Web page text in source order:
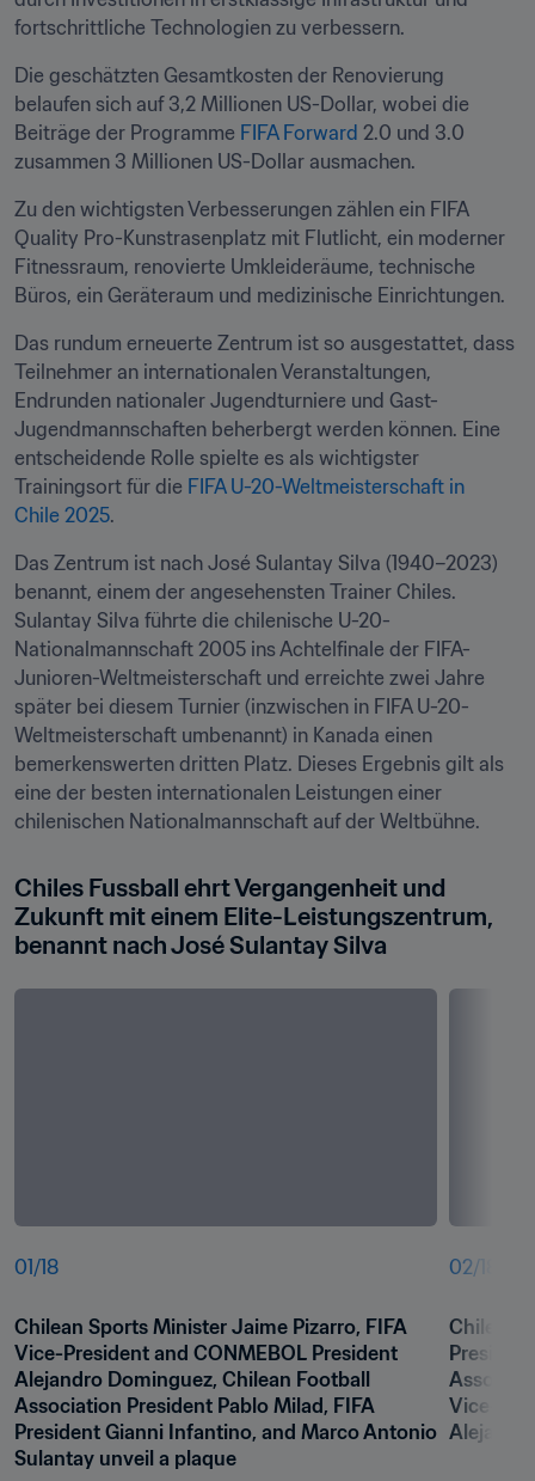
fortschrittliche Technologien zu verbessern.
Die geschätzten Gesamtkosten der Renovierung
belaufen sich auf 3,2 Millionen US-Dollar, wobei die
Beiträge der Programme FIFA Forward 2.0 und 3.0
zusammen 3 Millionen US-Dollar ausmachen.
Zu den wichtigsten Verbesserungen zählen ein FIFA
Quality Pro-Kunstrasenplatz mit Flutlicht, ein moderner
Fitnessraum, renovierte Umkleideräume, technische
Büros, ein Geräteraum und medizinische Einrichtungen.
Das rundum erneuerte Zentrum ist so ausgestattet, dass
Teilnehmer an internationalen Veranstaltungen,
Endrunden nationaler Jugendturniere und Gast-
Jugendmannschaften beherbergt werden können. Eine
entscheidende Rolle spielte es als wichtigster
Trainingsort für die FIFA U-20-Weltmeisterschaft in
Chile 2025.
Das Zentrum ist nach José Sulantay Silva (1940–2023)
benannt, einem der angesehensten Trainer Chiles.
Sulantay Silva führte die chilenische U-20-
Nationalmannschaft 2005 ins Achtelfinale der FIFA-
Junioren-Weltmeisterschaft und erreichte zwei Jahre
später bei diesem Turnier (inzwischen in FIFA U-20-
Weltmeisterschaft umbenannt) in Kanada einen
bemerkenswerten dritten Platz. Dieses Ergebnis gilt als
eine der besten internationalen Leistungen einer
chilenischen Nationalmannschaft auf der Weltbühne.
Chiles Fussball ehrt Vergangenheit und
Zukunft mit einem Elite-Leistungszentrum,
benannt nach José Sulantay Silva
01 /18
Chilean Sports Minister Jaime Pizarro, FIFA
Vice-President and CONMEBOL President
Alejandro Dominguez, Chilean Football
Association President Pablo Milad, FIFA
President Gianni Infantino, and Marco Antonio
Sulantay unveil a plaque
02/18
Chilean
Vice-